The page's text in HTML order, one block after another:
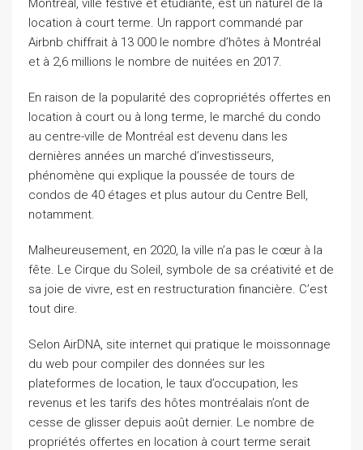
Montréal, ville festive et étudiante, est un naturel de la
location à court terme. Un rapport commandé par
Airbnb chiffrait à 13 000 le nombre d’hôtes à Montréal
et à 2,6 millions le nombre de nuitées en 2017.
En raison de la popularité des copropriétés offertes en
location à court ou à long terme, le marché du condo
au centre-ville de Montréal est devenu dans les
dernières années un marché d’investisseurs,
phénomène qui explique la poussée de tours de
condos de 40 étages et plus autour du Centre Bell,
notamment.
Malheureusement, en 2020, la ville n’a pas le cœur à la
fête. Le Cirque du Soleil, symbole de sa créativité et de
sa joie de vivre, est en restructuration financière. C’est
tout dire.
Selon AirDNA, site internet qui pratique le moissonnage
du web pour compiler des données sur les
plateformes de location, le taux d’occupation, les
revenus et les tarifs des hôtes montréalais n’ont de
cesse de glisser depuis août dernier. Le nombre de
propriétés offertes en location à court terme serait